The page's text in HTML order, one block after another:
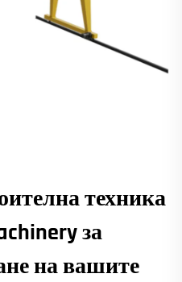
техника
за
на вашите